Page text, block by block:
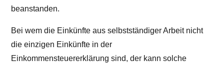
beanstanden.
Bei wem die Einkünfte aus selbstständiger Arbeit nicht
die einzigen Einkünfte in der
Einkommensteuererklärung sind, der kann solche